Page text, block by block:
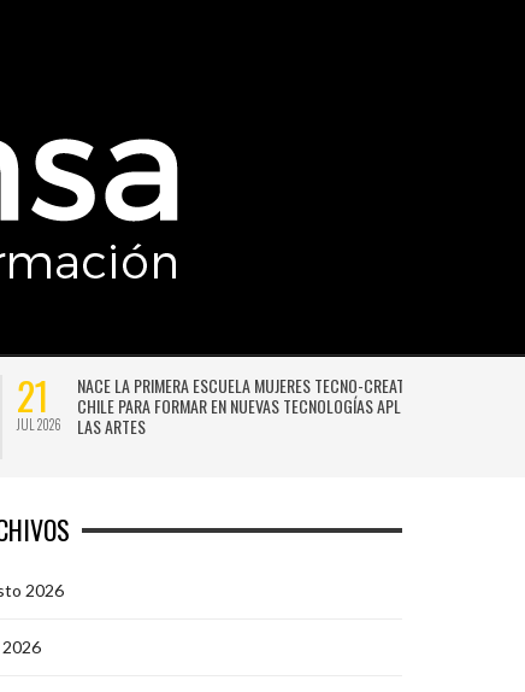
21
JUL 2026
NACE LA PRIMERA ESCUELA MUJERES TECNO-CREATIVAS DE
CHILE PARA FORMAR EN NUEVAS TECNOLOGÍAS APLICADAS A
LAS ARTES
2026